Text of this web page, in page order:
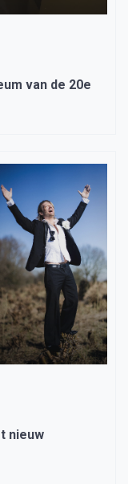
van de 20e
nieuw